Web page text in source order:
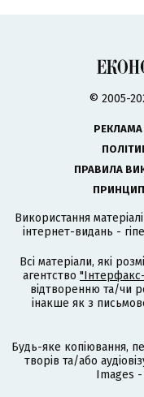
© 2005-
РЕКЛАМА
ПРАВИЛА
Використання
інтернет-видань -
Всі матеріали, які
агентство
відтворенню та/чи
інакше як з
Будь-яке копіювання,
творів та/або
Images -